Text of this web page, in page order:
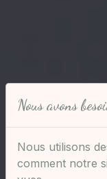
Nous avons
Nous utilisons
comment notre